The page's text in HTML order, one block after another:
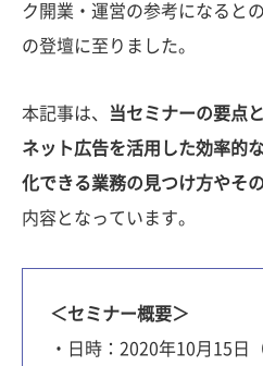
ク開業・運営の参考になると
の登壇に至りました。
本記事は、
当セミナーの要点
ネット広告を活用した効率的
化できる業務の見つけ方やそ
内容となっています。
＜セミナー概要＞
・日時：2020年10月15日